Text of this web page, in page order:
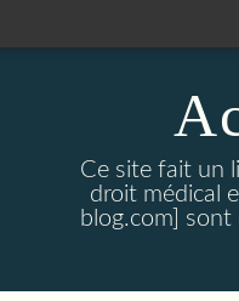
Ce site fait un
droit médical
blog.com] sont